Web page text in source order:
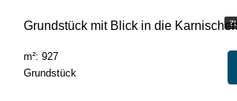
Grundstück mit Blick in die
m²: 927
Grundstück